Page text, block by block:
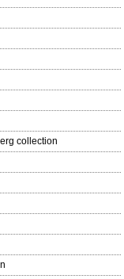
collection